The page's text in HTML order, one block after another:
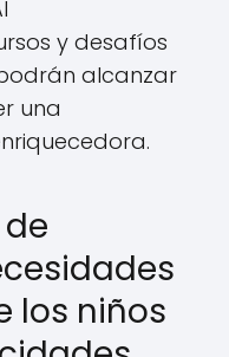
y desafíos
alcanzar
una
los niños